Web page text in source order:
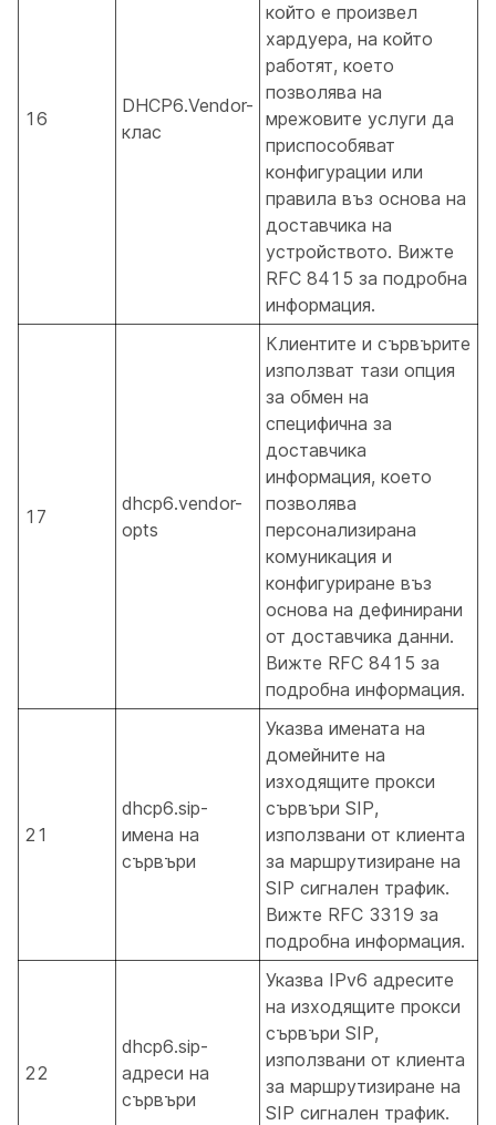
16
DHCP6.Vendor-
клас
който е произвел
хардуера, на който
работят, което
позволява на
мрежовите услуги да
приспособяват
конфигурации или
правила въз основа на
доставчика на
устройството. Вижте
RFC 8415 за подробна
информация.
17
dhcp6.vendor-
opts
Клиентите и сървърите
използват тази опция
за обмен на
специфична за
доставчика
информация, което
позволява
персонализирана
комуникация и
конфигуриране въз
основа на дефинирани
от доставчика данни.
Вижте RFC 8415 за
подробна информация.
21
dhcp6.sip-
имена на
сървъри
Указва имената на
домейните на
изходящите прокси
сървъри SIP,
използвани от клиента
за маршрутизиране на
SIP сигнален трафик.
Вижте RFC 3319 за
подробна информация.
22
dhcp6.sip-
адреси на
сървъри
Указва IPv6 адресите
на изходящите прокси
сървъри SIP,
използвани от клиента
за маршрутизиране на
SIP сигнален трафик.